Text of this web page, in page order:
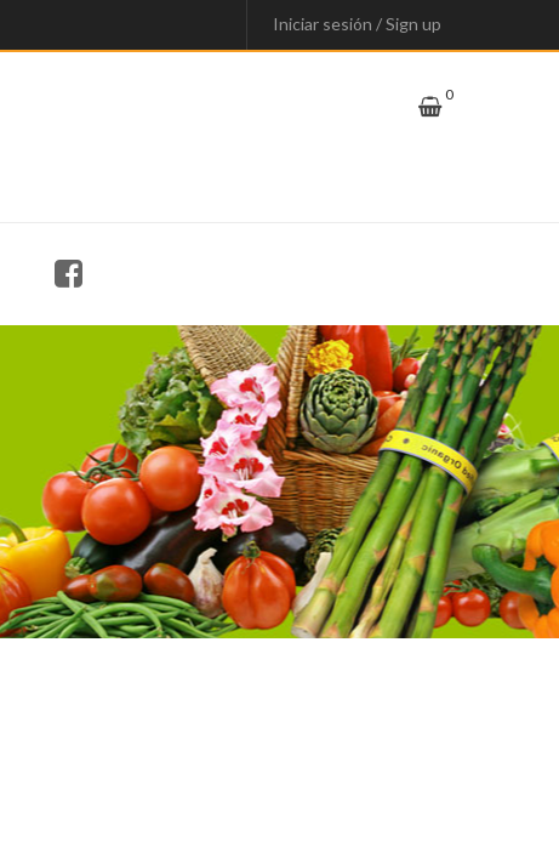
Iniciar sesión /Sign up
0